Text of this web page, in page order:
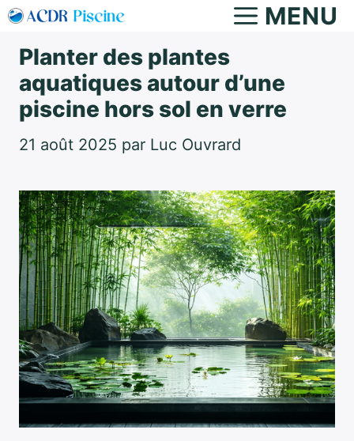
Aller
contenu
MENU
Planter des plantes
aquatiques autour d’une
piscine hors sol en verre
21 août 2025 par Luc Ouvrard